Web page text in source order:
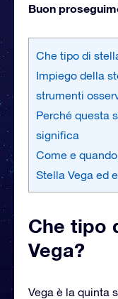
Buon
Che tipo di
Impiego della
strumenti
Perché questa
significa
Come e
Stella Vega ed
Che tipo
Vega?
Vega è la quinta